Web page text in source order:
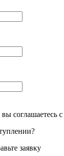
соглашаетесь с
заявку